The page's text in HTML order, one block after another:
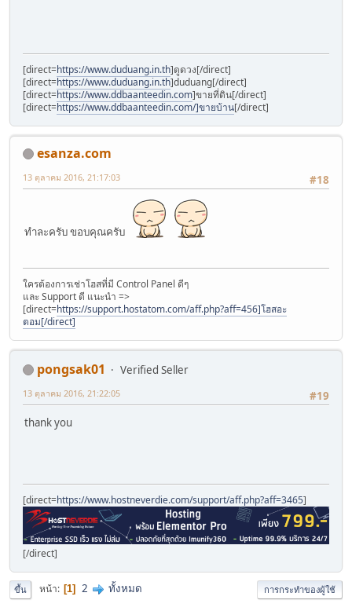
[direct=https://www.duduang.in.th]ดูดวง[/direct]
[direct=https://www.duduang.in.th]duduang[/direct]
[direct=https://www.ddbaanteedin.com]ขายที่ดิน[/direct]
[direct=https://www.ddbaanteedin.com/]ขายบ้าน[/direct]
esanza.com
#18
13 ตุลาคม 2016, 21:17:03
ทำละครับ ขอบคุณครับ
ใครต้องการเช่าโฮสที่มี Control Panel ดีๆ
และ Support ดี แนะนำ =>
[direct=https://support.hostatom.com/aff.php?aff=456]โฮสอะ
ตอม[/direct]
pongsak01
Verified Seller
#19
13 ตุลาคม 2016, 21:22:05
thank you
[direct=https://www.hostneverdie.com/support/aff.php?aff=3465]
[/direct]
ขึ้น หน้า 1 2 ทั้งหมด การกระทำของผู้ใช้